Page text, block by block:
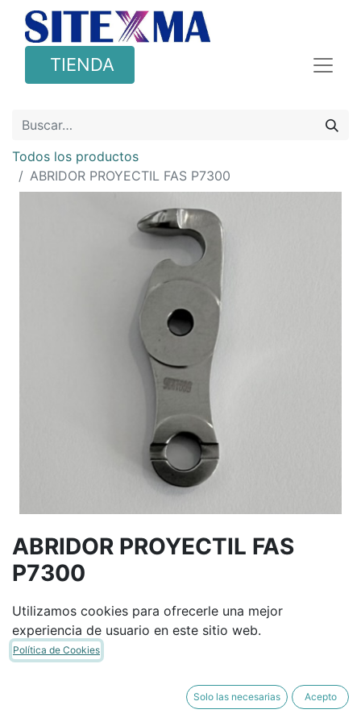
TIENDA
Todos los productos
ABRIDOR PROYECTIL FAS P7300
ABRIDOR PROYECTIL FAS
P7300
Términos y condiciones
Garantía de devolución de 30 días
Envío: 2-3 días laborales
Utilizamos cookies para ofrecerle una mejor
experiencia de usuario en este sitio web.
Política de Cookies
Solo las necesarias Acepto